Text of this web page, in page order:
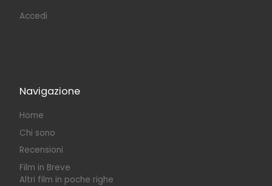
Accedi
Navigazione
Home
Chi sono
Recensioni
Film in Breve
Altri film in poche righe